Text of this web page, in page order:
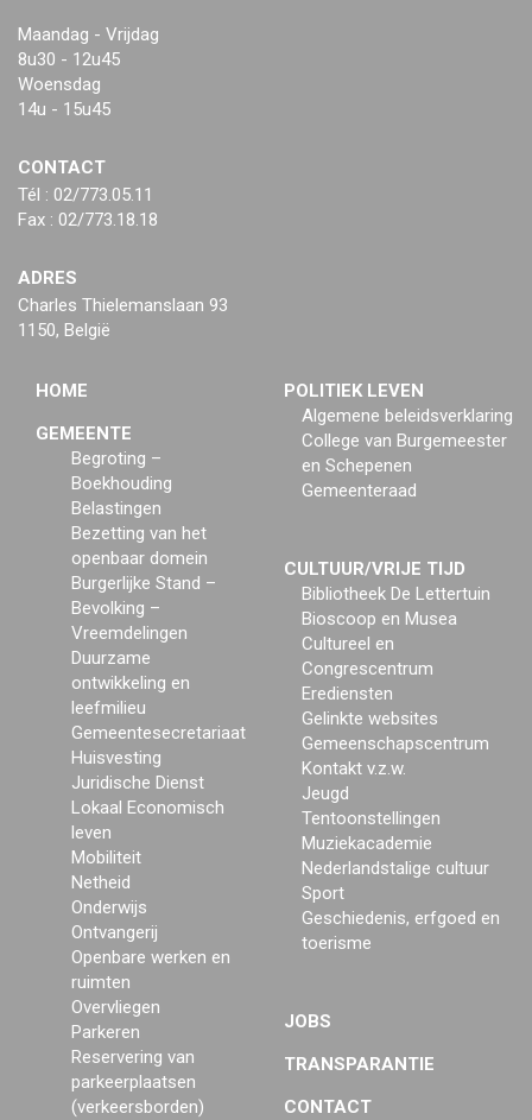
Maandag - Vrijdag
8u30 - 12u45
Woensdag
14u - 15u45
CONTACT
Tél : 02/773.05.11
Fax : 02/773.18.18
ADRES
Charles Thielemanslaan 93
1150, België
HOME
GEMEENTE
Begroting –
Boekhouding
Belastingen
Bezetting van het
openbaar domein
Burgerlijke Stand –
Bevolking –
Vreemdelingen
Duurzame
ontwikkeling en
leefmilieu
Gemeentesecretariaat
Huisvesting
Juridische Dienst
Lokaal Economisch
leven
Mobiliteit
Netheid
Onderwijs
Ontvangerij
Openbare werken en
ruimten
Overvliegen
Parkeren
Reservering van
parkeerplaatsen
(verkeersborden)
POLITIEK LEVEN
Algemene beleidsverklaring
College van Burgemeester
en Schepenen
Gemeenteraad
CULTUUR/VRIJE TIJD
Bibliotheek De Lettertuin
Bioscoop en Musea
Cultureel en
Congrescentrum
Erediensten
Gelinkte websites
Gemeenschapscentrum
Kontakt v.z.w.
Jeugd
Tentoonstellingen
Muziekacademie
Nederlandstalige cultuur
Sport
Geschiedenis, erfgoed en
toerisme
JOBS
TRANSPARANTIE
CONTACT